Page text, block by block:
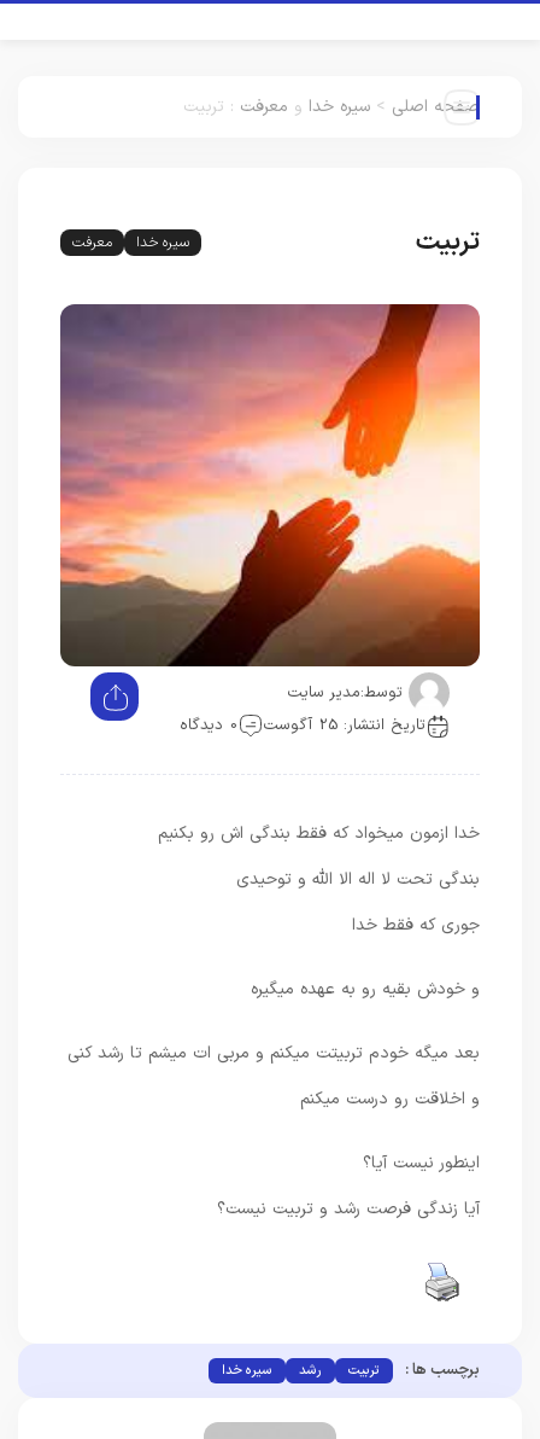
صفحه اصلی > سیره خدا و معرفت : تربیت
تربیت سیره خدا معرفت
توسط:مدیر سایت
تاریخ انتشار: 25 آگوست
0 دیدگاه
خدا ازمون میخواد که فقط بندگی اش رو بکنیم
بندگی تحت لا اله الا الله و توحیدی
جوری که فقط خدا
و خودش بقیه رو به عهده میگیره
بعد میگه خودم تربیتت میکنم و مربی ات میشم تا رشد کنی
و اخلاقت رو درست میکنم
اینطور نیست آیا؟
آیا زندگی فرصت رشد و تربیت نیست؟
برچسب ها : تربیت رشد سیره خدا